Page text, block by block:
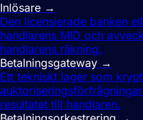
Inlösare →
Den licensierade banken
handlarens MID och
handlarens räkning.
Betalningsgateway →
Ett tekniskt lager som
resultatet till handlaren.